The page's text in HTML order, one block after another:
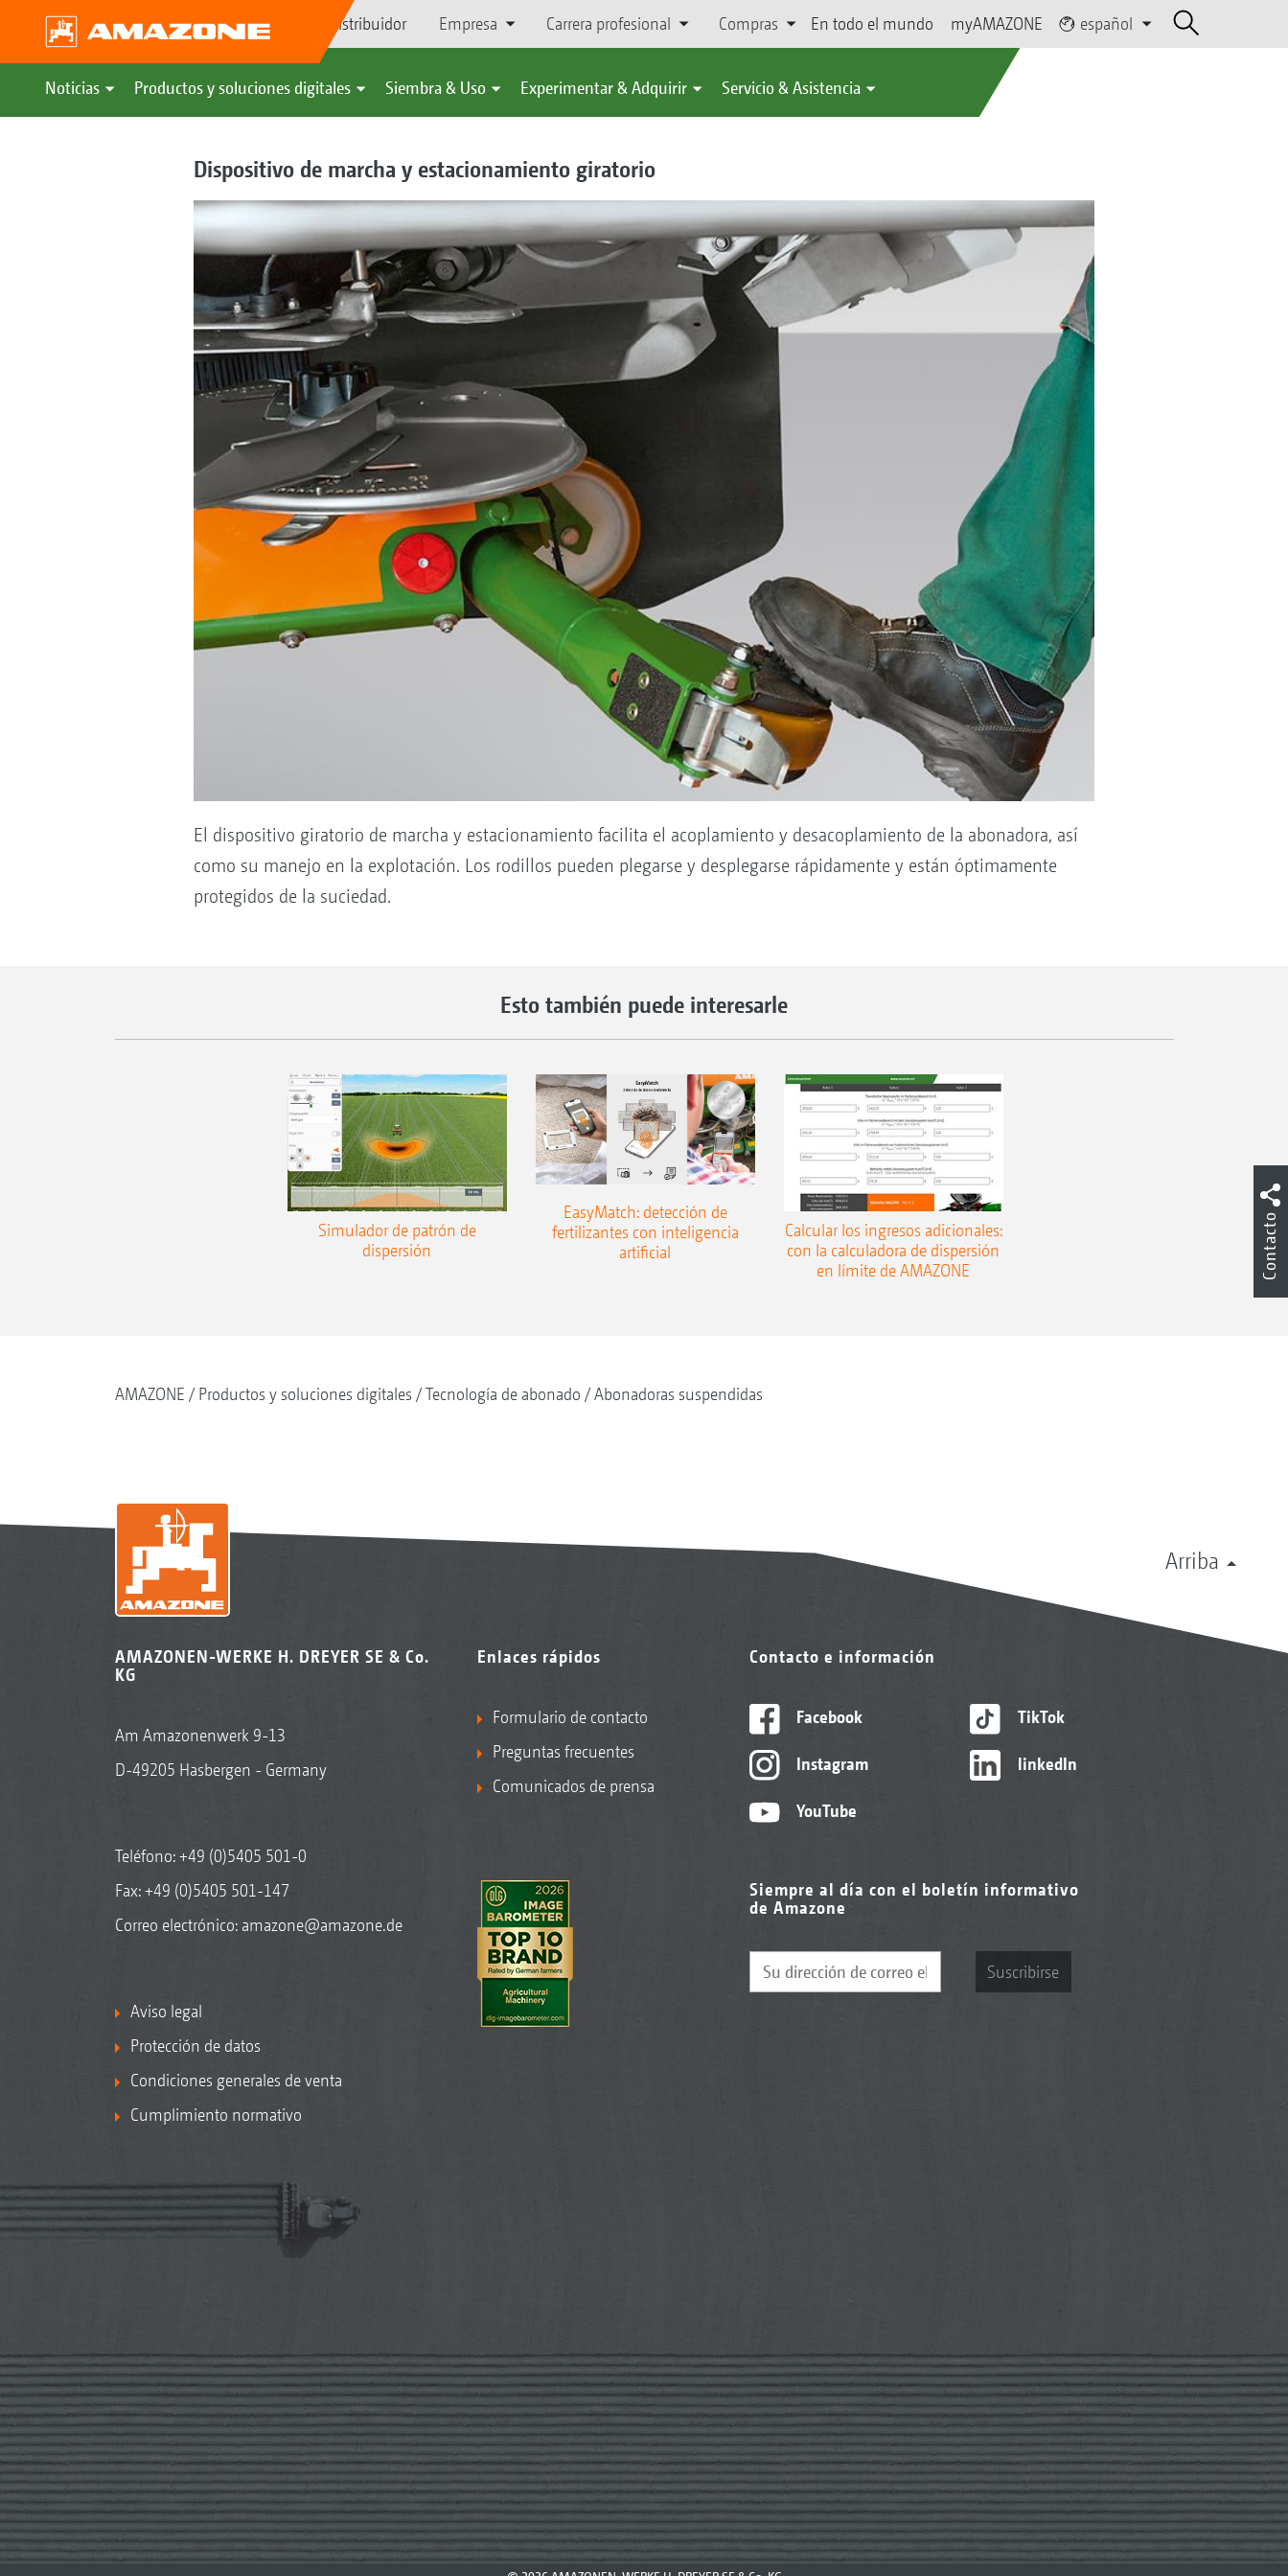
Búsqueda de distribuidor Empresa Carrera profesional Compras En todo el mundo myAMAZONE español
Noticias Productos y soluciones digitales Siembra & Uso Experimentar & Adquirir Servicio & Asistencia
Dispositivo de marcha y estacionamiento giratorio
El dispositivo giratorio de marcha y estacionamiento facilita el acoplamiento y desacoplamiento de la abonadora, así
como su manejo en la explotación. Los rodillos pueden plegarse y desplegarse rápidamente y están óptimamente
protegidos de la suciedad.
Esto también puede interesarle
Simulador de patrón de
dispersión
EasyMatch: detección de
fertilizantes con inteligencia
artificial
Calcular los ingresos adicionales:
con la calculadora de dispersión
en límite de AMAZONE
AMAZONE Productos y soluciones digitales Tecnología de abonado Abonadoras suspendidas
Arriba
AMAZONEN-WERKE H. DREYER SE & Co.
KG
Am Amazonenwerk 9-13
D-49205 Hasbergen - Germany
Teléfono:+49 (0)5405 501-0
Fax: +49 (0)5405 501-147
Correo electrónico: amazone@amazone.de
Aviso legal
Protección de datos
Condiciones generales de venta
Cumplimiento normativo
Enlaces rápidos
Formulario de contacto
Preguntas frecuentes
Comunicados de prensa
Contacto e información
Facebook
Instagram
YouTube
TikTok
linkedIn
Siempre al día con el boletín informativo
de Amazone
Suscribirse
Contacto